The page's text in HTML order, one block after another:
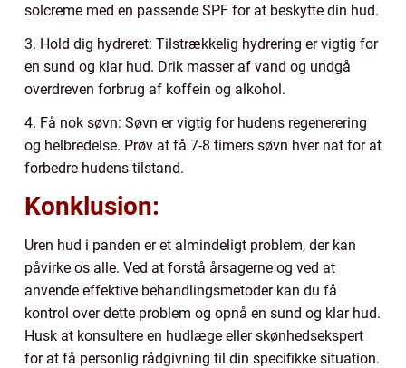
solcreme med en passende SPF for at beskytte din hud.
3. Hold dig hydreret: Tilstrækkelig hydrering er vigtig for
en sund og klar hud. Drik masser af vand og undgå
overdreven forbrug af koffein og alkohol.
4. Få nok søvn: Søvn er vigtig for hudens regenerering
og helbredelse. Prøv at få 7-8 timers søvn hver nat for at
forbedre hudens tilstand.
Konklusion:
Uren hud i panden er et almindeligt problem, der kan
påvirke os alle. Ved at forstå årsagerne og ved at
anvende effektive behandlingsmetoder kan du få
kontrol over dette problem og opnå en sund og klar hud.
Husk at konsultere en hudlæge eller skønhedsekspert
for at få personlig rådgivning til din specifikke situation.